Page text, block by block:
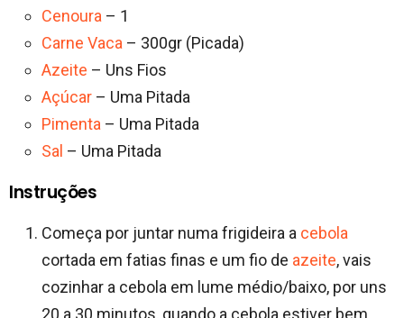
Cenoura – 1
Carne Vaca – 300gr (Picada)
Azeite – Uns Fios
Açúcar – Uma Pitada
Pimenta – Uma Pitada
Sal – Uma Pitada
Instruções
Começa por juntar numa frigideira a cebola
cortada em fatias finas e um fio de azeite, vais
cozinhar a cebola em lume médio/baixo, por uns